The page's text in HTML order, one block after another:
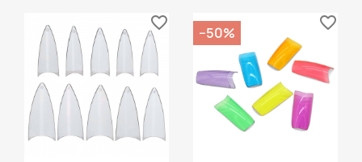
favorite_border
−50%
favorite_border